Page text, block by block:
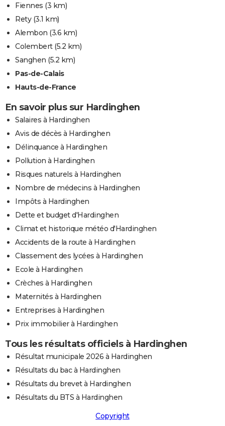
Fiennes (3 km)
Rety(3.1 km)
Alembon (3.6 km)
Colembert(5.2 km)
Sanghen (5.2 km)
Pas-de-Calais
Hauts-de-France
En savoir plus sur Hardinghen
Salaires à Hardinghen
Avis de décès à Hardinghen
Délinquance à Hardinghen
Pollution à Hardinghen
Risques naturels à Hardinghen
Nombre de médecins à Hardinghen
Impôts à Hardinghen
Dette et budget d'Hardinghen
Climat et historique météo d'Hardinghen
Accidents de la route à Hardinghen
Classement des lycées à Hardinghen
Ecole à Hardinghen
Crèches à Hardinghen
Maternités à Hardinghen
Entreprises à Hardinghen
Prix immobilier à Hardinghen
Tous les résultats officiels à Hardinghen
Résultat municipale 2026 à Hardinghen
Résultats du bac à Hardinghen
Résultats du brevet à Hardinghen
Résultats du BTS à Hardinghen
Copyright